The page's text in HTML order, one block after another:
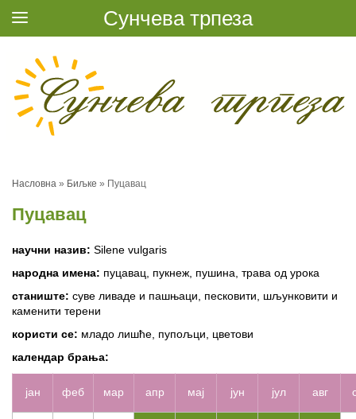
Насловна » Биљке » Пуцавац
Пуцавац
научни назив: Silene vulgaris
народна имена: пуцавац, пукнеж, пушина, трава од урока
станиште: суве ливаде и пашњаци, песковити, шљунковити и
каменити терени
користи се: младо лишће, пупољци, цветови
календар брања:
јан феб мар апр мај јун јул авг
Сунчева трпеза